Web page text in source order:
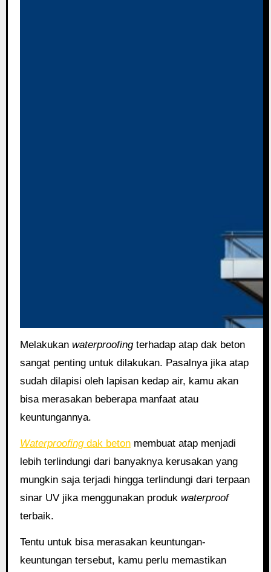
Melakukan waterproofingterhadap atap dak beton
sangat penting untuk dilakukan. Pasalnya jika atap
sudah dilapisi oleh lapisan kedap air, kamu akan
bisa merasakan beberapa manfaat atau
keuntungannya.
Waterproofing dak betonmembuat atap menjadi
lebih terlindungi dari banyaknya kerusakan yang
mungkin saja terjadi hingga terlindungi dari terpaan
sinar UV jika menggunakan produk waterproof
terbaik.
Tentu untuk bisa merasakan keuntungan-
keuntungan tersebut, kamu perlu memastikan